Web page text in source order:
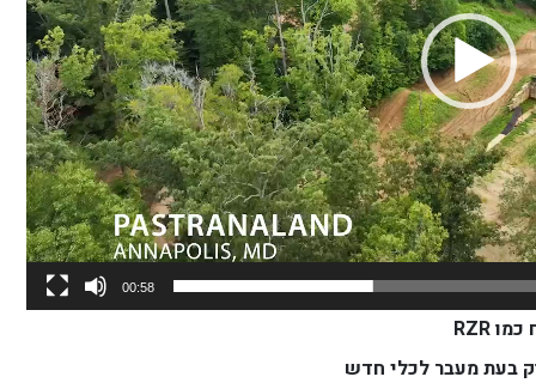
00:58
בעת מעבר לכלי חדש